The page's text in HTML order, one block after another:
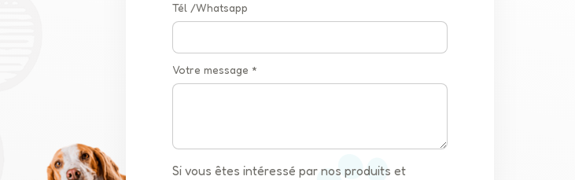
Tél /Whatsapp
Votre message *
Si vous êtes intéressé par nos produits et